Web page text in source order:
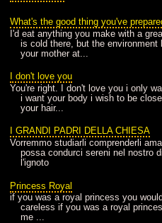
What's the good thing you've
I'd eat anything you make with a
is cold there, but the environment
your mother at...
I don't love you
You're right. I don't love you i only
i want your body i wish to be
your hair...
I GRANDI PADRI DELLA CHIESA
Vorremmo studiarli comprenderli
possa condurci sereni nel nostro
l'ignoto
Princess Royal
if you was a royal princess you
careless if you was a royal
me ...